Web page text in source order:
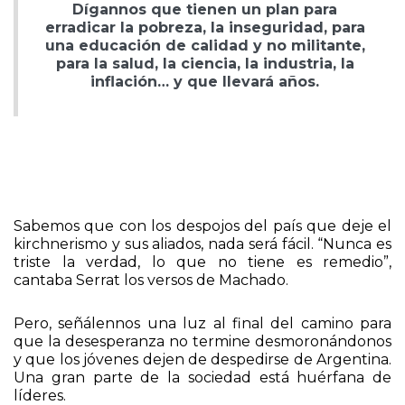
Dígannos que tienen un plan para
erradicar la pobreza, la inseguridad, para
una educación de calidad y no militante,
para la salud, la ciencia, la industria, la
inflación… y que llevará años.
Sabemos que con los despojos del país que deje el
kirchnerismo y sus aliados, nada será fácil. “Nunca es
triste la verdad, lo que no tiene es remedio”,
cantaba Serrat los versos de Machado.
Pero, señálennos una luz al final del camino para
que la desesperanza no termine desmoronándonos
y que los jóvenes dejen de despedirse de Argentina.
Una gran parte de la sociedad está huérfana de
líderes.